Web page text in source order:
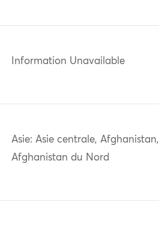
Information Unavailable
Asie: Asie centrale, Afghanistan,
Afghanistan du Nord